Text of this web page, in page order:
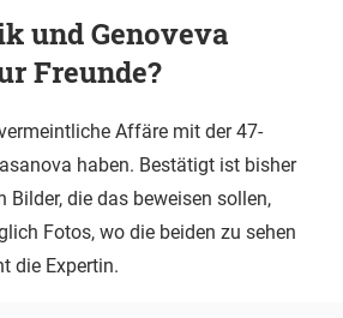
und Genoveva
Freunde?
Affäre mit der 47-
haben. Bestätigt ist bisher
Bilder, die das beweisen sollen,
Fotos, wo die beiden zu sehen
die Expertin.